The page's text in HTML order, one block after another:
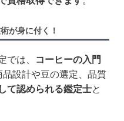
が身に付く！
では、
コーヒーの入門
品設計や豆の選定、品質
て認められる鑑定士と